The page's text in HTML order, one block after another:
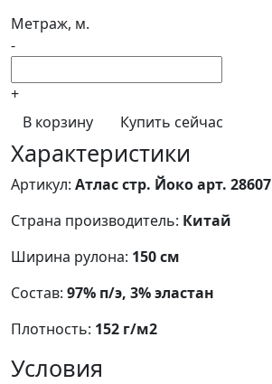
Метраж, м.
-
+
В корзину
Купить сейчас
Характеристики
Артикул: Атлас стр. Йоко арт. 28607
Страна производитель: Китай
Ширина рулона: 150 см
Состав: 97% п/э, 3% эластан
Плотность: 152 г/м2
Условия